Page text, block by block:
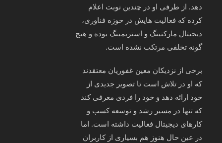
دهد. از طرفی او در چندین نوبت اعلام
کرده که فعالیت‌ هایش در حوزه فناوری،
دیجیتال مارکتینگ و استریمینگ بوده و هیچ‌
گونه تخلفی مرتکب نشده است.
برخی از نزدیکان معین غفوریان معتقدند
که او در تلاش است تا تصویر جدیدی از
خود ارائه دهد و خود را فردی معرفی کند
که تنها در مسیر رشد و توسعه کسب‌ و
کارهای دیجیتال فعالیت داشته است. اما
در عین حال هنوز هم بسیاری از کاربران